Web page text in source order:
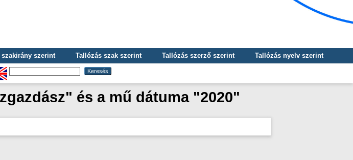
szakirány szerint Tallózás szak szerint Tallózás szerző szerint
Tallózás nyelv szerint
és a mű dátuma "2020"